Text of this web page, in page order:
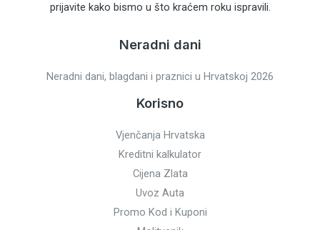
prijavite kako bismo u što kraćem roku ispravili.
Neradni dani
Neradni dani, blagdani i praznici u Hrvatskoj 2026
Korisno
Vjenčanja Hrvatska
Kreditni kalkulator
Cijena Zlata
Uvoz Auta
Promo Kod i Kuponi